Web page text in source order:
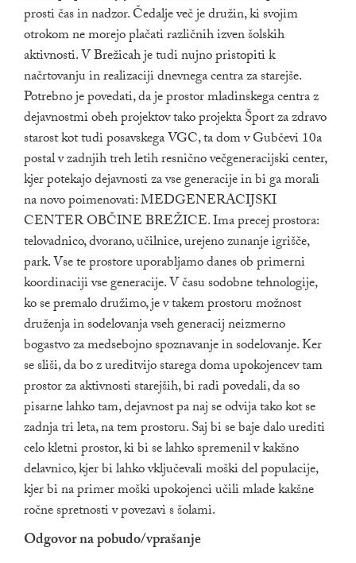
prosti čas in nadzor. Čedalje več je družin, ki svojim
otrokom ne morejo plačati različnih izven šolskih
aktivnosti. V Brežicah je tudi nujno pristopiti k
načrtovanju in realizaciji dnevnega centra za starejše.
Potrebno je povedati, da je prostor mladinskega centra z
dejavnostmi obeh projektov tako projekta Šport za zdravo
starost kot tudi posavskega VGC, ta dom v Gubčevi 10a
postal v zadnjih treh letih resnično večgeneracijski center,
kjer potekajo dejavnosti za vse generacije in bi ga morali
na novo poimenovati: MEDGENERACIJSKI
CENTER OBČINE BREŽICE. Ima precej prostora:
telovadnico, dvorano, učilnice, urejeno zunanje igrišče,
park. Vse te prostore uporabljamo danes ob primerni
koordinaciji vse generacije. V času sodobne tehnologije,
ko se premalo družimo, je v takem prostoru možnost
druženja in sodelovanja vseh generacij neizmerno
bogastvo za medsebojno spoznavanje in sodelovanje. Ker
se sliši, da bo z ureditvijo starega doma upokojencev tam
prostor za aktivnosti starejših, bi radi povedali, da so
pisarne lahko tam, dejavnost pa naj se odvija tako kot se
zadnja tri leta, na tem prostoru. Saj bi se baje dalo urediti
celo kletni prostor, ki bi se lahko spremenil v kakšno
delavnico, kjer bi lahko vključevali moški del populacije,
kjer bi na primer moški upokojenci učili mlade kakšne
ročne spretnosti v povezavi s šolami.
Odgovor na pobudo/vprašanje